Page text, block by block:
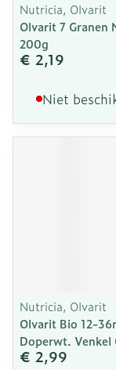
Nutricia, Olvarit
Olvarit 7 Granen
200g
€ 2,19
Niet
Nutricia, Olvarit
Olvarit Bio 12-
Doperwt. Venkel
€ 2,99